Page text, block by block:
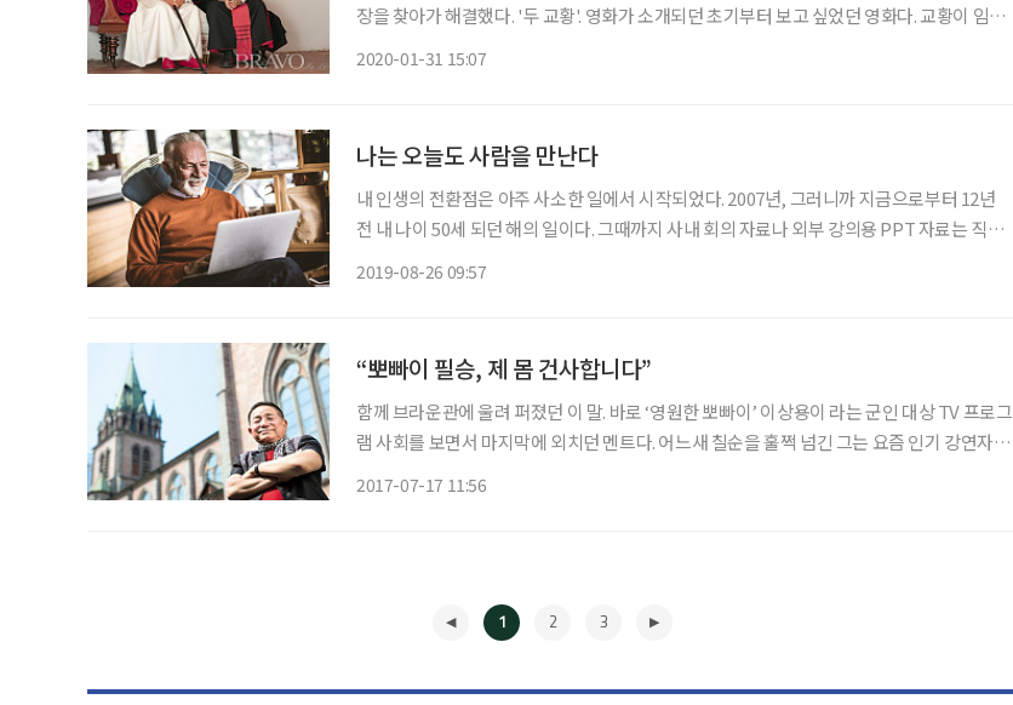
장을 찾아가 해결했다. '두 교황'. 영화가 소개되던 초기부터 보고 싶었던 영화다. 교황이 임기
2020-01-31 15:07
나는 오늘도 사람을 만난다
내 인생의 전환점은 아주 사소한 일에서 시작되었다. 2007년, 그러니까 지금으로부터 12년
전 내 나이 50세 되던 해의 일이다. 그때까지 사내 회의 자료나 외부 강의용 PPT 자료는 직원
2019-08-26 09:57
“뽀빠이 필승, 제 몸 건사합니다”
함께 브라운관에 울려 퍼졌던 이 말. 바로 ‘영원한 뽀빠이’ 이상용이 라는 군인 대상 TV 프로그
램 사회를 보면서 마지막에 외치던 멘트다. 어느새 칠순을 훌쩍 넘긴 그는 요즘 인기 강연자로
2017-07-17 11:56
1 2 3